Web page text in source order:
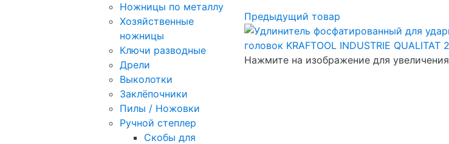
Ножницы по металлу
Хозяйственные
ножницы
Ключи разводные
Дрели
Выколотки
Заклёпочники
Пилы / Ножовки
Ручной степлер
Скобы для
Предыдущий товар
Нажмите на изображение для увеличения